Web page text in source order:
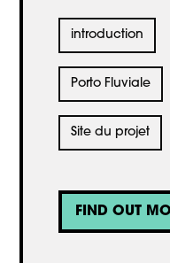
introduction
Porto Fluviale
Site du projet
FIND OUT